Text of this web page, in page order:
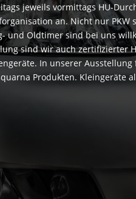
jeweils vormittags HU-
an. Nicht nur PKW
und Oldtimer sind bei uns
sind wir auch zertifizierter
In unserer Ausstellung
Produkten. Kleingeräte